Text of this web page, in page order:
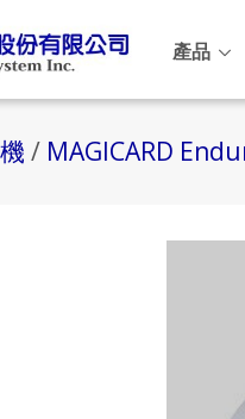
產品
/ MAGICARD